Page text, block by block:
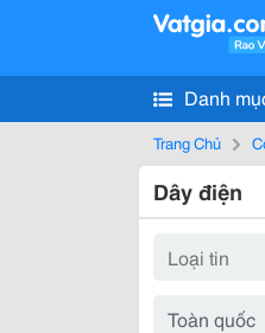
Danh
Trang Chủ
Dây điện